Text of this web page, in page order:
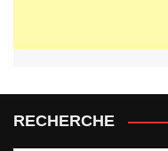
RECHERCHE